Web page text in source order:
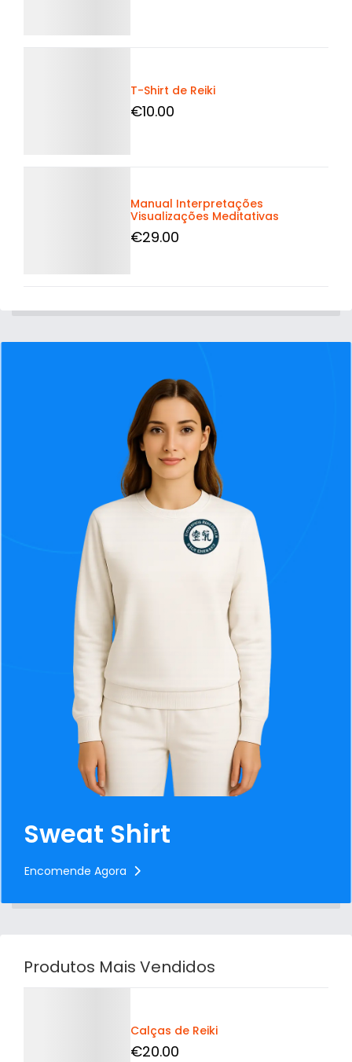
T-Shirt de Reiki
€10.00
Manual Interpretações
Visualizações Meditativas
€29.00
Sweat Shirt
Encomende Agora
Produtos Mais Vendidos
Calças de Reiki
€20.00